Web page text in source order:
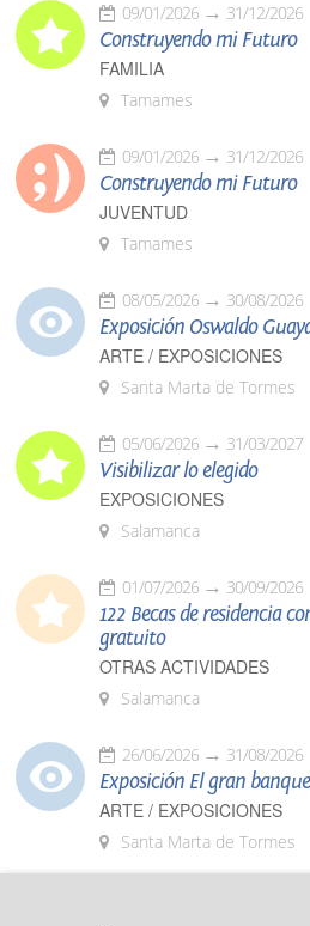
09/01/2026 31/12/2026
Construyendo mi Futuro
FAMILIA
Tamames
09/01/2026 31/12/2026
Construyendo mi Futuro
JUVENTUD
Tamames
08/05/2026 30/08/2026
Exposición Oswaldo
ARTE / EXPOSICIONES
Santa Marta de Tormes
05/06/2026 31/03/2027
Visibilizar lo elegido
EXPOSICIONES
Salamanca
01/07/2026 30/09/2026
122 Becas de residencia
gratuito
OTRAS ACTIVIDADES
Salamanca
26/06/2026 31/08/2026
Exposición El gran
ARTE / EXPOSICIONES
Santa Marta de Tormes